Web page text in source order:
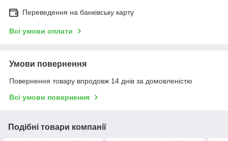
Переведення на банківську карту
Всі умови оплати
Умови повернення
Повернення товару впродовж 14 днів за домовленістю
Всі умови повернення
Подібні товари компанії